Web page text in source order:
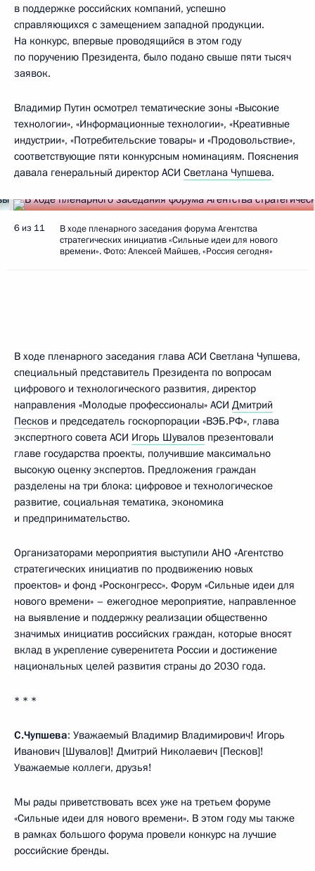
в поддержке российских компаний, успешно
справляющихся с замещением западной продукции.
На конкурс, впервые проводящийся в этом году
по поручению Президента, было подано свыше пяти тысяч
заявок.
Владимир Путин осмотрел тематические зоны «Высокие
технологии», «Информационные технологии», «Креативные
индустрии», «Потребительские товары» и «Продовольствие»,
соответствующие пяти конкурсным номинациям. Пояснения
давала генеральный директор АСИ Светлана Чупшева.
6 из 11
В ходе пленарного заседания форума Агентства
стратегических инициатив «Сильные идеи для нового
времени». Фото: Алексей Майшев, «Россия сегодня»
В ходе пленарного заседания глава АСИ Светлана Чупшева,
специальный представитель Президента по вопросам
цифрового и технологического развития, директор
направления «Молодые профессионалы» АСИ Дмитрий
Песков и председатель госкорпорации «ВЭБ.РФ», глава
экспертного совета АСИ Игорь Шувалов презентовали
главе государства проекты, получившие максимально
высокую оценку экспертов. Предложения граждан
разделены на три блока: цифровое и технологическое
развитие, социальная тематика, экономика
и предпринимательство.
Организаторами мероприятия выступили АНО «Агентство
стратегических инициатив по продвижению новых
проектов» и фонд «Росконгресс». Форум «Сильные идеи для
нового времени» – ежегодное мероприятие, направленное
на выявление и поддержку реализации общественно
значимых инициатив российских граждан, которые вносят
вклад в укрепление суверенитета России и достижение
национальных целей развития страны до 2030 года.
* * *
С.Чупшева: Уважаемый Владимир Владимирович! Игорь
Иванович [Шувалов]! Дмитрий Николаевич [Песков]!
Уважаемые коллеги, друзья!
Мы рады приветствовать всех уже на третьем форуме
«Сильные идеи для нового времени». В этом году мы также
в рамках большого форума провели конкурс на лучшие
российские бренды.